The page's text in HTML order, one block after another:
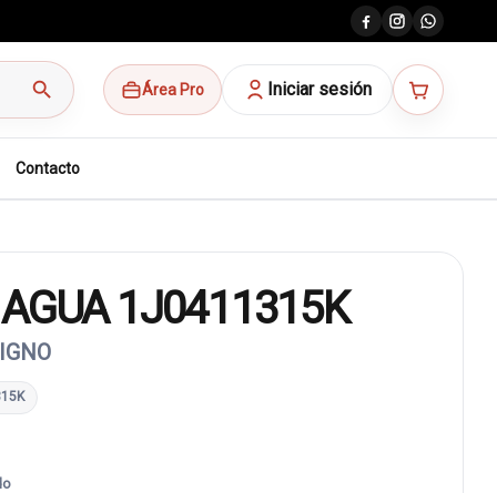
search Área Pro Iniciar sesión
Contacto
AGUA 1J0411315K